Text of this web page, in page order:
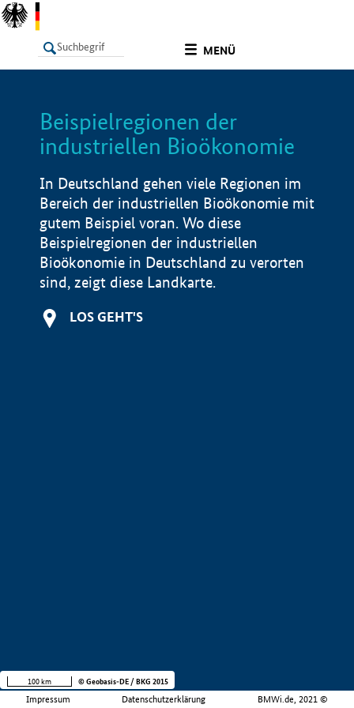
MENÜ
LISTE
Beispielregionen der
industriellen Bioökonomie
In Deutschland gehen viele Regionen im
Bereich der industriellen Bioökonomie mit
gutem Beispiel voran. Wo diese
Beispielregionen der industriellen
Bioökonomie in Deutschland zu verorten
sind, zeigt diese Landkarte.
LOS GEHT'S
Impressum Datenschutzerklärung BMWi.de, 2021 ©
100 km © Geobasis-DE / BKG 2015